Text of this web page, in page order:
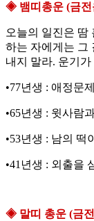
◈ 뱀띠총운 (금전
오늘의 일진은 땀
하는 자에게는 그
내지 말라. 운기
•77년생 : 애정문
•65년생 : 윗사람
•53년생 : 남의 떡
•41년생 : 외출을
◈ 말띠 총운 (금